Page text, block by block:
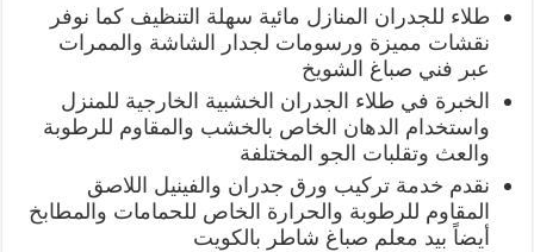
طلاء للجدران المنازل مائية سهلة التنظيف كما نوفر
نقشات مميزة ورسومات لجدار الشاشة والممرات
عبر فني صباغ الشويخ
الخبرة في طلاء الجدران الخشبية الخارجية للمنزل
واستخدام الدهان الخاص بالخشب والمقاوم للرطوبة
والعث وتقلبات الجو المختلفة
نقدم خدمة تركيب ورق جدران والفينيل اللاصق
المقاوم للرطوبة والحرارة الخاص للحمامات والمطابخ
أيضاً بيد معلم صباغ شاطر بالكويت